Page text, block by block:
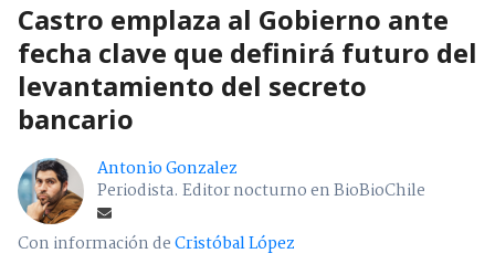
Castro emplaza al Gobierno ante
fecha clave que definirá futuro del
levantamiento del secreto
bancario
Antonio Gonzalez
Periodista. Editor nocturno en BioBioChile
Con información deCristóbal López